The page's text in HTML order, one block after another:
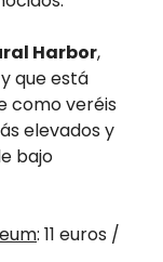
Harbor,
que está
como veréis
elevados y
bajo
: 11 euros /